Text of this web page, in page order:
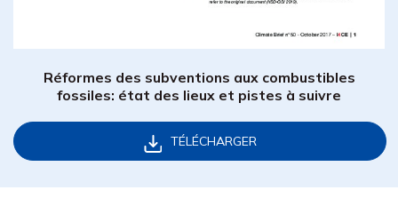
Réformes des subventions aux combustibles
fossiles: état des lieux et pistes à suivre
TÉLÉCHARGER